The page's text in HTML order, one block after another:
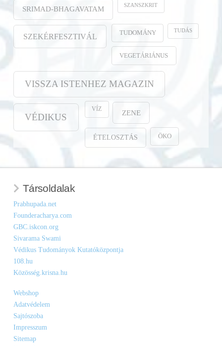
SRIMAD-BHAGAVATAM SZANSZKRIT
SZEKÉRFESZTIVÁL TUDOMÁNY TUDÁS
VEGETÁRIÁNUS
VISSZA ISTENHEZ MAGAZIN
VÉDIKUS
VÍZ ZENE
ÉTELOSZTÁS ÖKO
Társoldalak
Prabhupada.net
Founderacharya.com
GBC.iskcon.org
Sivarama Swami
Védikus Tudományok Kutatóközpontja
108.hu
Közösség.krisna.hu
Webshop
Adatvédelem
Sajtószoba
Impresszum
Sitemap